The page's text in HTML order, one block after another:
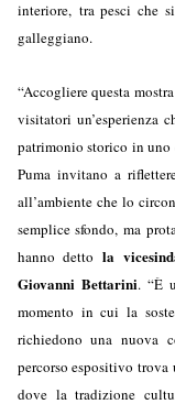
interiore, tra pesci che
galleggiano.
“Accogliere questa
visitatori un’esperienza
patrimonio storico in
Puma invitano a
all’ambiente che lo
semplice sfondo, ma
hanno dettola
Giovanni Bettarini. “È
momento in cui la
richiedono una nuova
percorso espositivo
dove la tradizione